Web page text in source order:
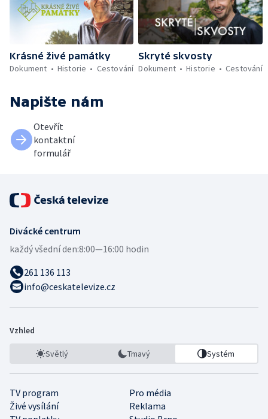
Krásné živé památky
Dokument
Historie Cestování
Skryté skvosty
Dokument
Historie Cestování
Napište nám
Otevřít
kontaktní
formulář
Divácké centrum
každý všední den:8:00—16:00 hodin
261 136 113
info@ceskatelevize.cz
Vzhled
Světlý Tmavý Systém
TV program
Pro média
Živé vysílání
Reklama